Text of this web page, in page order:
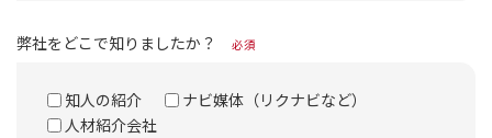
弊社をどこで知りましたか？ 必須
知人の紹介
ナビ媒体（リクナビなど）
人材紹介会社